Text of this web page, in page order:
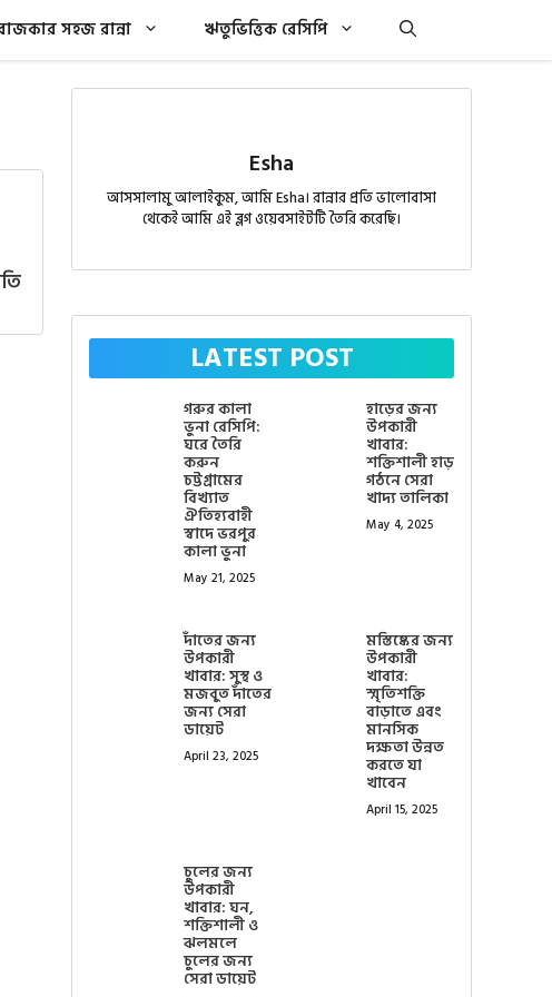
সহজ রান্না ঋতুভিত্তিক রেসিপি
Esha
আসসালামু আলাইকুম, আমি Esha। রান্নার প্রতি ভালোবাসা
থেকেই আমি এই ব্লগ ওয়েবসাইটটি তৈরি করেছি।
LATEST POST
গরুর কালা
ভুনা রেসিপি:
ঘরে তৈরি
করুন
চট্টগ্রামের
বিখ্যাত
ঐতিহ্যবাহী
স্বাদে ভরপুর
কালা ভুনা
May 21, 2025
হাড়ের জন্য
উপকারী
খাবার:
শক্তিশালী হাড়
গঠনে সেরা
খাদ্য তালিকা
May 4, 2025
দাঁতের জন্য
উপকারী
খাবার: সুস্থ ও
মজবুত দাঁতের
জন্য সেরা
ডায়েট
April 23, 2025
মস্তিষ্কের জন্য
উপকারী
খাবার:
স্মৃতিশক্তি
বাড়াতে এবং
মানসিক
দক্ষতা উন্নত
করতে যা
খাবেন
April 15, 2025
চুলের জন্য
উপকারী
খাবার: ঘন,
শক্তিশালী ও
ঝলমলে
চুলের জন্য
সেরা ডায়েট